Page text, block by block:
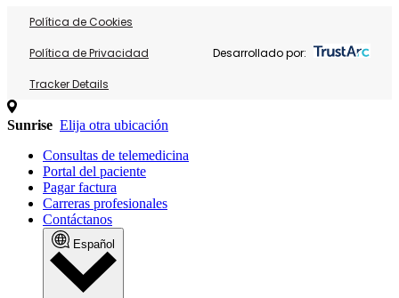
Política de Cookies
Política de Privacidad
Tracker Details
Desarrollado por:
Sunrise Elija otra ubicación
Consultas de telemedicina
Portal del paciente
Pagar factura
Carreras profesionales
Contáctanos
Español